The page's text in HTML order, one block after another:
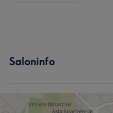
Saloninfo